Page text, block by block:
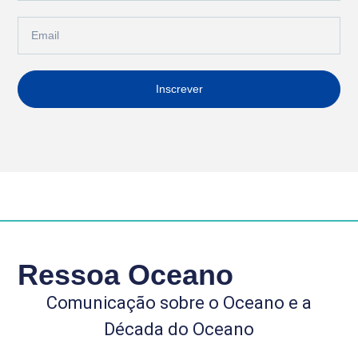
Inscrever
Ressoa Oceano
Comunicação sobre o Oceano e a
Década do Oceano